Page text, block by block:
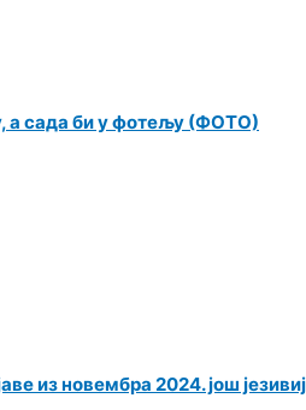
а сада би у фотељу (ФОТО)
из новембра 2024. још